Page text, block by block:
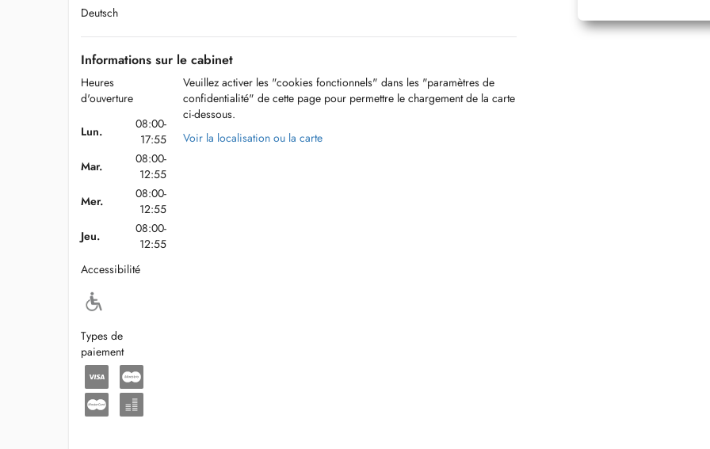
Deutsch
Informations sur le cabinet
Heures
d'ouverture
Lun.
08:00-
17:55
Mar.
08:00-
12:55
Mer.
08:00-
12:55
Jeu.
08:00-
12:55
Accessibilité
Types de
paiement
Veuillez activer les "cookies fonctionnels" dans les "paramètres de
confidentialité" de cette page pour permettre le chargement de la carte
ci-dessous.
Voir la localisation ou la carte